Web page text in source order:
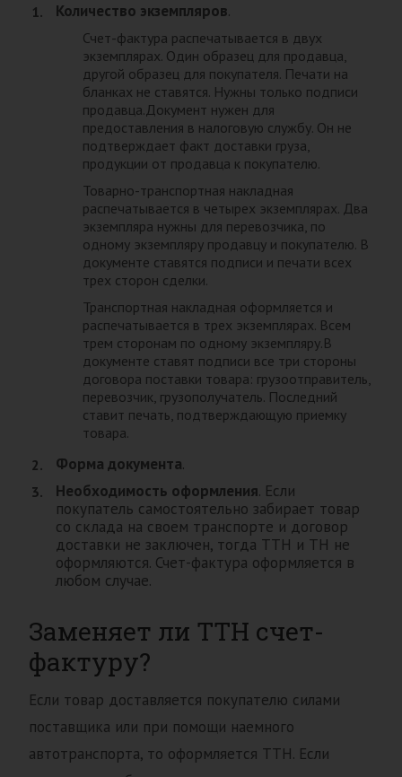
Количество экземпляров.
Счет-фактура распечатывается в двух
экземплярах. Один образец для продавца,
другой образец для покупателя. Печати на
бланках не ставятся. Нужны только подписи
продавца.Документ нужен для
предоставления в налоговую службу. Он не
подтверждает факт доставки груза,
продукции от продавца к покупателю.
Товарно-транспортная накладная
распечатывается в четырех экземплярах. Два
экземпляра нужны для перевозчика, по
одному экземпляру продавцу и покупателю. В
документе ставятся подписи и печати всех
трех сторон сделки.
Транспортная накладная оформляется и
распечатывается в трех экземплярах. Всем
трем сторонам по одному экземпляру.В
документе ставят подписи все три стороны
договора поставки товара: грузоотправитель,
перевозчик, грузополучатель. Последний
ставит печать, подтверждающую приемку
товара.
Форма документа.
Необходимость оформления. Если
покупатель самостоятельно забирает товар
со склада на своем транспорте и договор
доставки не заключен, тогда ТТН и ТН не
оформляются. Счет-фактура оформляется в
любом случае.
Заменяет ли ТТН счет-
фактуру?
Если товар доставляется покупателю силами
поставщика или при помощи наемного
автотранспорта, то оформляется ТТН. Если